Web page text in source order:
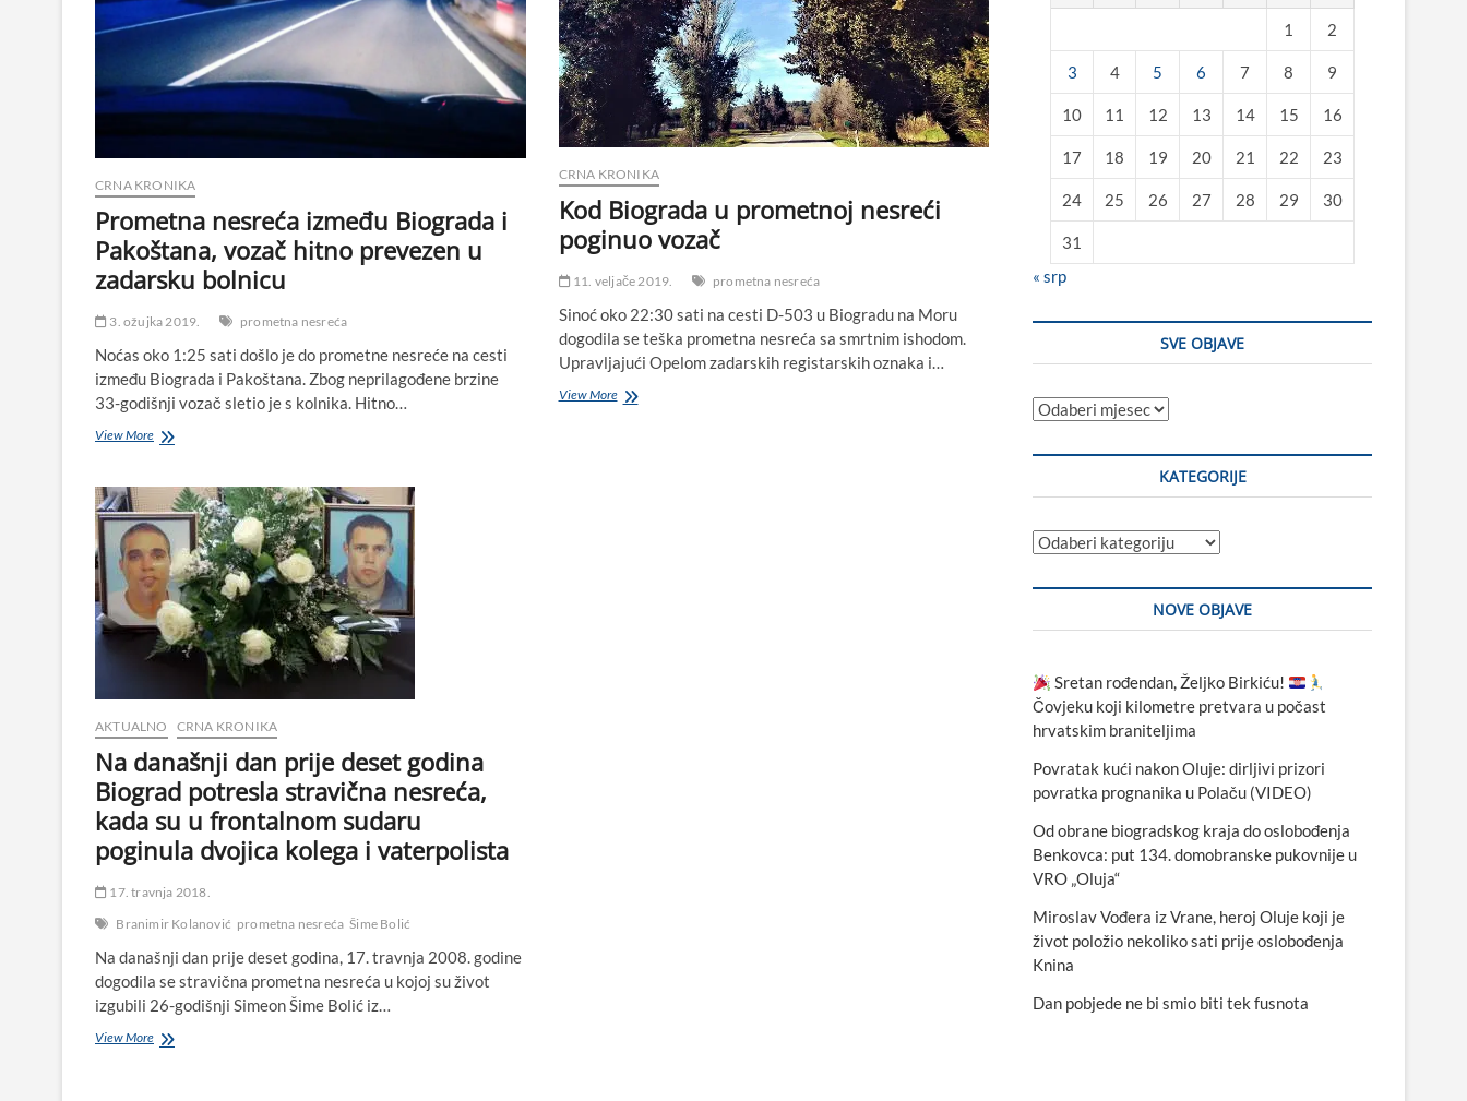
nesreći;
automobilom
sletjeli
more
CRNA KRONIKA
Prometna nesreća između Biograda i
Pakoštana, vozač hitno prevezen u
zadarsku bolnicu
3. ožujka 2019. prometna nesreća
Noćas oko 1:25 sati došlo je do prometne nesreće na cesti
između Biograda i Pakoštana. Zbog neprilagođene brzine
33-godišnji vozač sletio je s kolnika. Hitno…
View MorePrometna
Biograda
i
Pakoštana,
vozač
hitno
prevezen
u
zadarsku
bolnicu
CRNA KRONIKA
Kod Biograda u prometnoj nesreći
poginuo vozač
11. veljače 2019. prometna nesreća
Sinoć oko 22:30 sati na cesti D-503 u Biogradu na Moru
dogodila se teška prometna nesreća sa smrtnim ishodom.
Upravljajući Opelom zadarskih registarskih oznaka i…
View MoreKod
AKTUALNO CRNA KRONIKA
Na današnji dan prije deset godina
Biograd potresla stravična nesreća,
kada su u frontalnom sudaru
poginula dvojica kolega i vaterpolista
17. travnja 2018.
Branimir Kolanović prometna nesreća Šime Bolić
Na današnji dan prije deset godina, 17. travnja 2008. godine
dogodila se stravična prometna nesreća u kojoj su život
izgubili 26-godišnji Simeon Šime Bolić iz…
View MoreNa
1 2
3 4 5 6 7 8 9
10 11 12 13 14 15 16
17 18 19 20 21 22 23
24 25 26 27 28 29 30
31
« srp
SVE OBJAVE
Sve
KATEGORIJE
Kategorije
NOVE OBJAVE
Sretan rođendan, Željko Birkiću!
Čovjeku koji kilometre pretvara u počast
hrvatskim braniteljima
Povratak kući nakon Oluje: dirljivi prizori
povratka prognanika u Polaču (VIDEO)
Od obrane biogradskog kraja do oslobođenja
Benkovca: put 134. domobranske pukovnije u
VRO „Oluja“
Miroslav Vođera iz Vrane, heroj Oluje koji je
život položio nekoliko sati prije oslobođenja
Knina
Dan pobjede ne bi smio biti tek fusnota